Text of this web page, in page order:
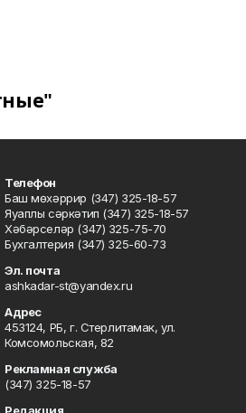
Телефон
Баш мөхәррир (347) 325-18-57
Яуаплы сәркәтип (347) 325-18-57
Хәбәрселәр (347) 325-75-70
Бухгалтерия (347) 325-60-73
Эл. почта
ashkadar-st@yandex.ru
Адрес
453124, РБ, г. Стерлитамак, ул.
Комсомольская, 82
Рекламная служба
(347) 325-18-57